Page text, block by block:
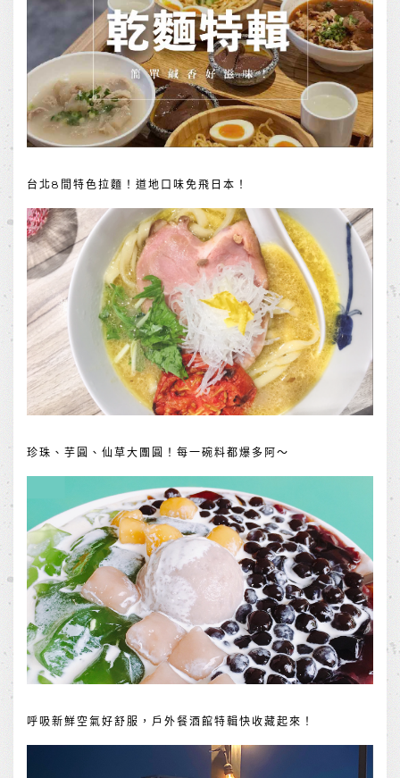
台北8間特色拉麵！道地口味免飛日本！
珍珠、芋圓、仙草大團圓！每一碗料都爆多阿～
呼吸新鮮空氣好舒服，戶外餐酒館特輯快收藏起來！